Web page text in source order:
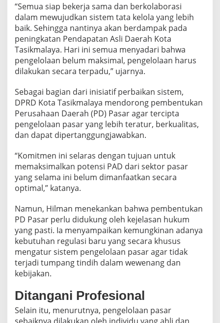
“Semua siap bekerja sama dan berkolaborasi
dalam mewujudkan sistem tata kelola yang lebih
baik. Sehingga nantinya akan berdampak pada
peningkatan Pendapatan Asli Daerah Kota
Tasikmalaya. Hari ini semua menyadari bahwa
pengelolaan belum maksimal, pengelolaan harus
dilakukan secara terpadu,” ujarnya.
Sebagai bagian dari inisiatif perbaikan sistem,
DPRD Kota Tasikmalaya mendorong pembentukan
Perusahaan Daerah (PD) Pasar agar tercipta
pengelolaan pasar yang lebih teratur, berkualitas,
dan dapat dipertanggungjawabkan.
“Komitmen ini selaras dengan tujuan untuk
memaksimalkan potensi PAD dari sektor pasar
yang selama ini belum dimanfaatkan secara
optimal,” katanya.
Namun, Hilman menekankan bahwa pembentukan
PD Pasar perlu didukung oleh kejelasan hukum
yang pasti. Ia menyampaikan kemungkinan adanya
kebutuhan regulasi baru yang secara khusus
mengatur sistem pengelolaan pasar agar tidak
terjadi tumpang tindih dalam wewenang dan
kebijakan.
Ditangani Profesional
Selain itu, menurutnya, pengelolaan pasar
sebaiknya dilakukan oleh individu yang ahli dan